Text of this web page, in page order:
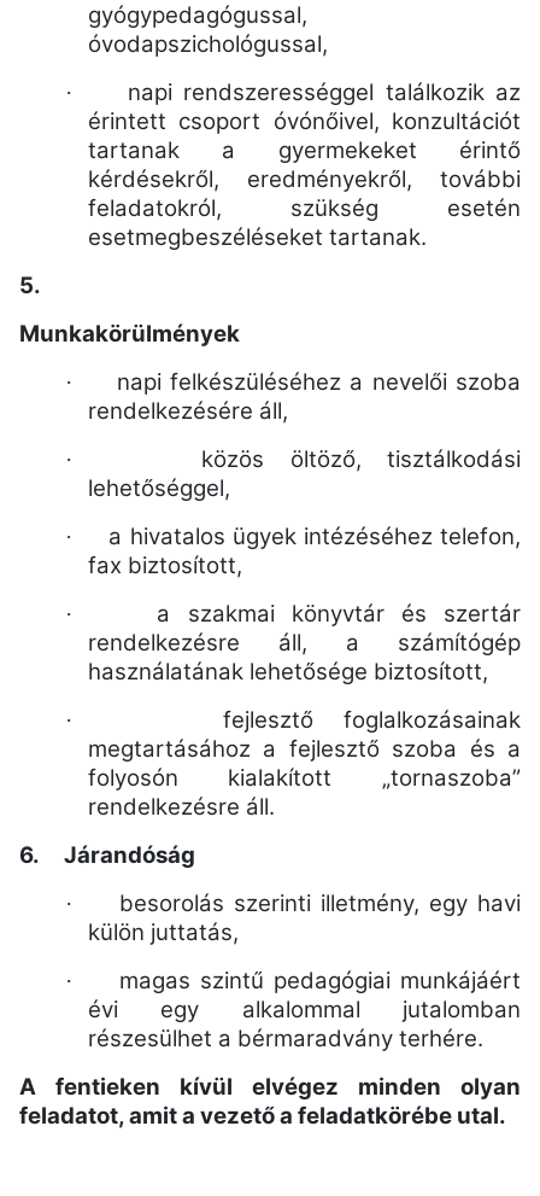
gyógypedagógussal,
óvodapszichológussal,
· napi rendszerességgel találkozik az
érintett csoport óvónőivel, konzultációt
tartanak a gyermekeket érintő
kérdésekről, eredményekről, további
feladatokról, szükség esetén
esetmegbeszéléseket tartanak.
5.
Munkakörülmények
· napi felkészüléséhez a nevelői szoba
rendelkezésére áll,
· közös öltöző, tisztálkodási
lehetőséggel,
· a hivatalos ügyek intézéséhez telefon,
fax biztosított,
· a szakmai könyvtár és szertár
rendelkezésre áll, a számítógép
használatának lehetősége biztosított,
· fejlesztő foglalkozásainak
megtartásához a fejlesztő szoba és a
folyosón kialakított „tornaszoba”
rendelkezésre áll.
6. Járandóság
· besorolás szerinti illetmény, egy havi
külön juttatás,
· magas szintű pedagógiai munkájáért
évi egy alkalommal jutalomban
részesülhet a bérmaradvány terhére.
A fentieken kívül elvégez minden olyan
feladatot, amit a vezető a feladatkörébe utal.